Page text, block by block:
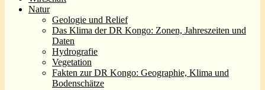
Natur
Geologie und Relief
Das Klima der DR Kongo: Zonen, Jahreszeiten und
Daten
Hydrografie
Vegetation
Fakten zur DR Kongo: Geographie, Klima und
Bodenschätze